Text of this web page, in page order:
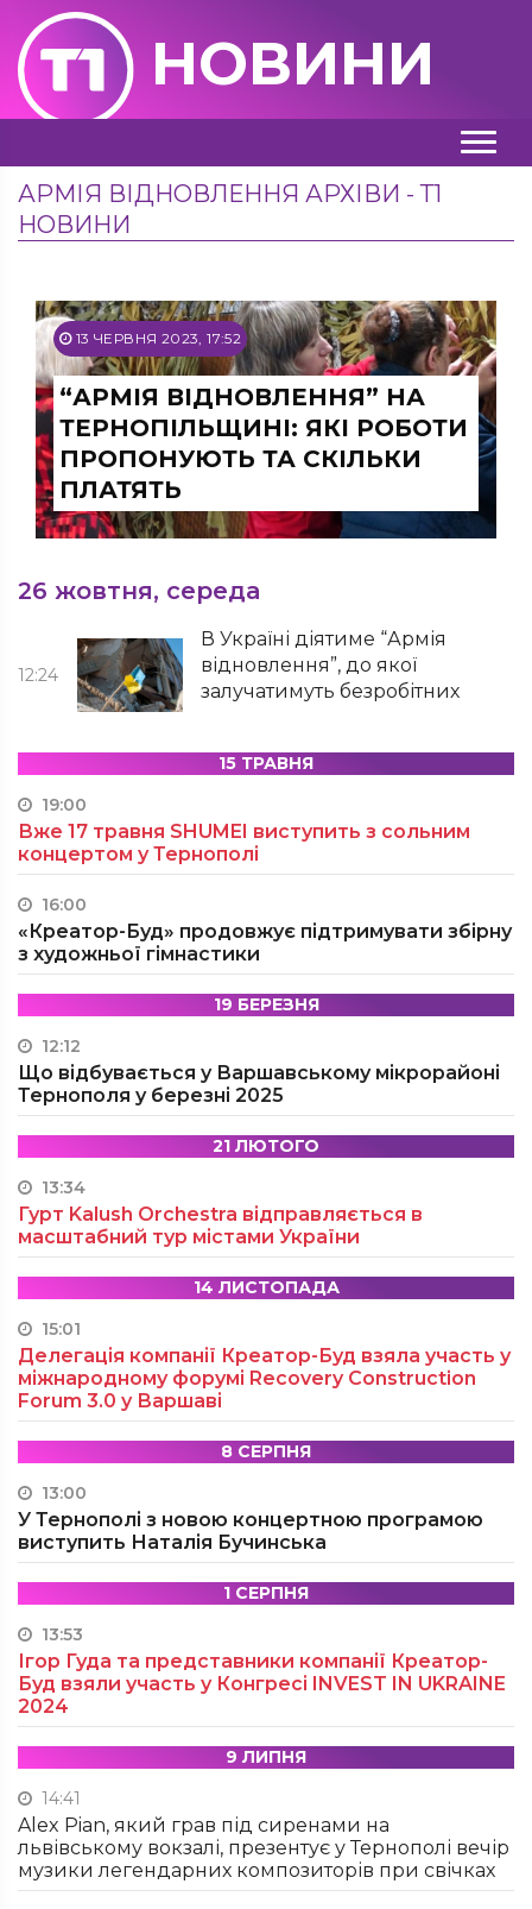
НОВИНИ
АРМІЯ ВІДНОВЛЕННЯ АРХІВИ - Т1
НОВИНИ
13 ЧЕРВНЯ 2023, 17:52
“АРМІЯ ВІДНОВЛЕННЯ” НА
ТЕРНОПІЛЬЩИНІ: ЯКІ РОБОТИ
ПРОПОНУЮТЬ ТА СКІЛЬКИ
ПЛАТЯТЬ
26 жовтня, середа
12:24
В Україні діятиме “Армія
відновлення”, до якої
залучатимуть безробітних
15 ТРАВНЯ
19:00
Вже 17 травня SHUMEI виступить з сольним
концертом у Тернополі
16:00
«Креатор-Буд» продовжує підтримувати збірну
з художньої гімнастики
19 БЕРЕЗНЯ
12:12
Що відбувається у Варшавському мікрорайоні
Тернополя у березні 2025
21 ЛЮТОГО
13:34
Гурт Kalush Orchestra відправляється в
масштабний тур містами України
14 ЛИСТОПАДА
15:01
Делегація компанії Креатор-Буд взяла участь у
міжнародному форумі Recovery Construction
Forum 3.0 у Варшаві
8 СЕРПНЯ
13:00
У Тернополі з новою концертною програмою
виступить Наталія Бучинська
1 СЕРПНЯ
13:53
Ігор Гуда та представники компанії Креатор-
Буд взяли участь у Конгресі INVEST IN UKRAINE
2024
9 ЛИПНЯ
14:41
Alex Pian, який грав під сиренами на
львівському вокзалі, презентує у Тернополі вечір
музики легендарних композиторів при свічках